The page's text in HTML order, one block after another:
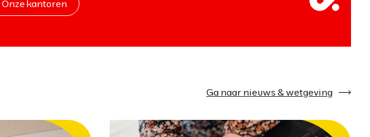
Onze kantoren
Ga naar nieuws & wetgeving